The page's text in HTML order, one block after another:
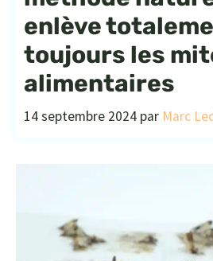
enlève
toujours les
alimentaires
14 septembre 2024 par Marc